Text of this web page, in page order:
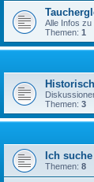
Alle Infos
Themen: 1
Themen: 3
Ich
Themen: 8